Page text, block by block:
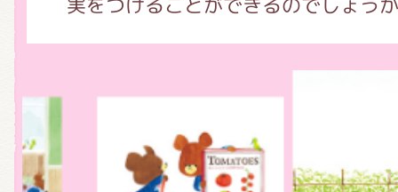
チア ジャッキーズ！
くまのがっこう しょくいんしつ
くまのがっこう 家庭科部